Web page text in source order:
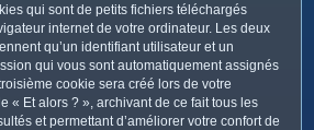
qui sont de petits fichiers téléchargés
internet de votre ordinateur. Les deux
qu’un identifiant utilisateur et un
qui vous sont automatiquement assignés
cookie sera créé lors de votre
« Et alors ? », archivant de ce fait tous les
et permettant d’améliorer votre confort de